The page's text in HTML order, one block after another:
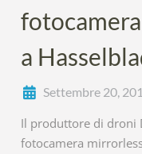
a
Settembre 20,
Il produttore di droni
fotocamera